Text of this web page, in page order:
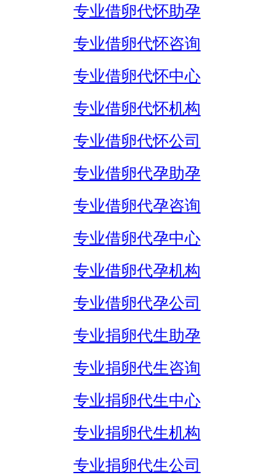
专业借卵代怀助孕
专业借卵代怀咨询
专业借卵代怀中心
专业借卵代怀机构
专业借卵代怀公司
专业借卵代孕助孕
专业借卵代孕咨询
专业借卵代孕中心
专业借卵代孕机构
专业借卵代孕公司
专业捐卵代生助孕
专业捐卵代生咨询
专业捐卵代生中心
专业捐卵代生机构
专业捐卵代生公司